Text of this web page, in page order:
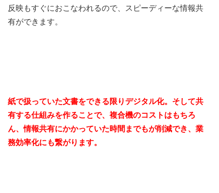
反映もすぐにおこなわれるので、スピーディーな情報共
有ができます。
紙で扱っていた文書をできる限りデジタル化。そして共
有する仕組みを作ることで、複合機のコストはもちろ
ん、情報共有にかかっていた時間までもが削減でき、業
務効率化にも繋がります。